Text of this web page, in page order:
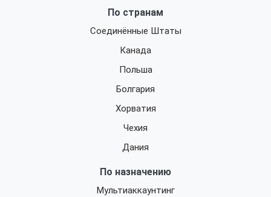
По странам
Соединённые Штаты
Канада
Польша
Болгария
Хорватия
Чехия
Дания
По назначению
Мультиаккаунтинг